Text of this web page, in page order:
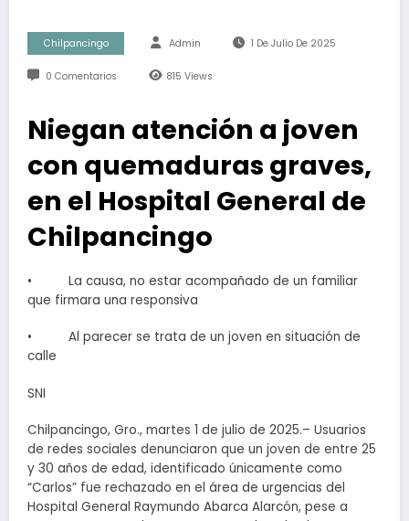
Chilpancingo Admin 1 De Julio De 2025
0 Comentarios 815 Views
Niegan atención a joven
con quemaduras graves,
en el Hospital General de
Chilpancingo
• La causa, no estar acompañado de un familiar
que firmara una responsiva
• Al parecer se trata de un joven en situación de
calle
SNI
Chilpancingo, Gro., martes 1 de julio de 2025.– Usuarios
de redes sociales denunciaron que un joven de entre 25
y 30 años de edad, identificado únicamente como
“Carlos” fue rechazado en el área de urgencias del
Hospital General Raymundo Abarca Alarcón, pese a